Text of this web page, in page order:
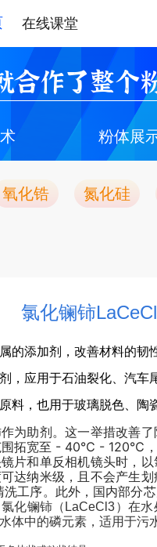
在线课堂
合作了整个
粉体展
氧化锆 氮化硅
氯化镧铈
的添加剂，改善材料的韧
，应用于石油裂化、汽车
料，也用于玻璃脱色、陶
为助剂。这一举措改善
围拓宽至 - 40℃ - 120℃
片和单反相机镜头时，
达纳米级，且不会产生
工序。此外，国内部分
氯化镧铈 （LaCeCl3）在
体中的磷元素，适用于污